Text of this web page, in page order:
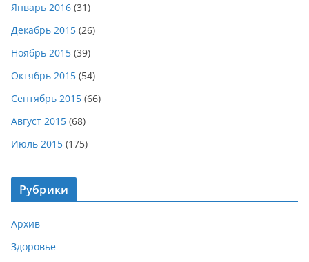
Январь 2016 (31)
Декабрь 2015 (26)
Ноябрь 2015 (39)
Октябрь 2015 (54)
Сентябрь 2015 (66)
Август 2015 (68)
Июль 2015 (175)
Рубрики
Архив
Здоровье